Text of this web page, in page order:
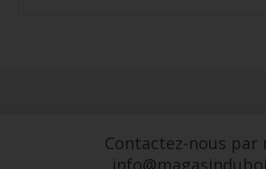
Contactez-nous par